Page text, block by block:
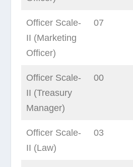
Officer Scale-
II (Marketing
Officer)
07
Officer Scale-
II (Treasury
Manager)
00
Officer Scale-
II (Law)
03